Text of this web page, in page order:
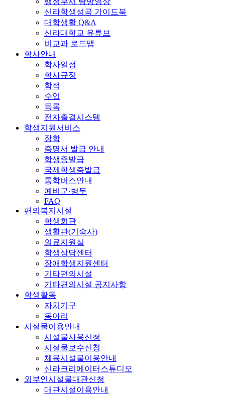
신라학생성공 가이드북
대학생활 Q&A
신라대학교 유튜브
비교과 로드맵
학사안내
학사일정
학사규정
학적
수업
등록
전자출결시스템
학생지원서비스
장학
증명서 발급 안내
학생증발급
국제학생증발급
통학버스안내
예비군·병무
FAQ
편의복지시설
학생회관
생활관(기숙사)
의료지원실
학생상담센터
장애학생지원센터
기타편의시설
기타편의시설 공지사항
학생활동
자치기구
동아리
시설물이용안내
시설물사용신청
시설물보수신청
체육시설물이용안내
신라크리에이터스튜디오
외부인시설물대관신청
대관시설이용안내